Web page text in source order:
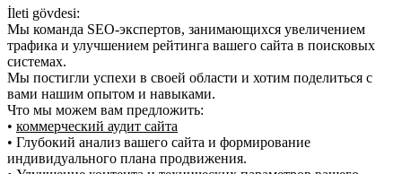
İleti gövdesi:
Мы команда SEO-экспертов, занимающихся увеличением
трафика и улучшением рейтинга вашего сайта в поисковых
системах.
Мы постигли успехи в своей области и хотим поделиться с
вами нашим опытом и навыками.
Что мы можем вам предложить:
• коммерческий аудит сайта
• Глубокий анализ вашего сайта и формирование
индивидуального плана продвижения.